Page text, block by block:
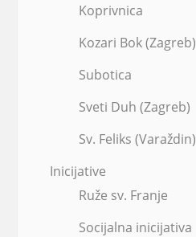
Koprivnica
Kozari Bok (Zagreb)
Subotica
Sveti Duh (Zagreb)
Sv. Feliks (Varaždin)
Inicijative
Ruže sv. Franje
Socijalna inicijativa